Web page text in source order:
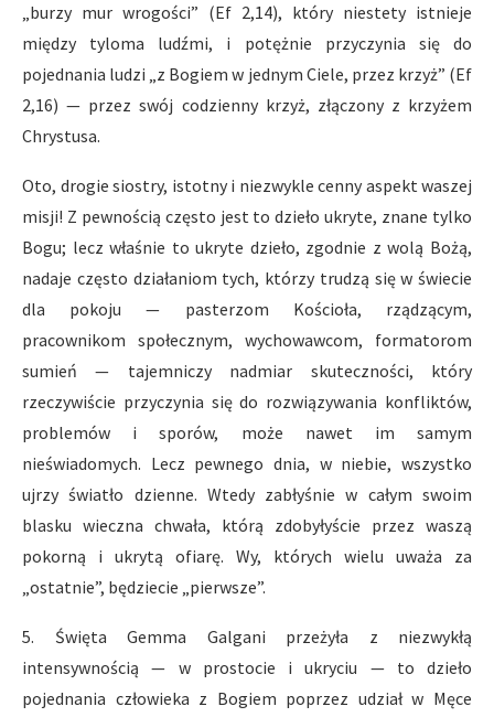
„burzy mur wrogości” (Ef 2,14), który niestety istnieje
między tyloma ludźmi, i potężnie przyczynia się do
pojednania ludzi „z Bogiem w jednym Ciele, przez krzyż” (Ef
2,16) — przez swój codzienny krzyż, złączony z krzyżem
Chrystusa.
Oto, drogie siostry, istotny i niezwykle cenny aspekt waszej
misji! Z pewnością często jest to dzieło ukryte, znane tylko
Bogu; lecz właśnie to ukryte dzieło, zgodnie z wolą Bożą,
nadaje często działaniom tych, którzy trudzą się w świecie
dla pokoju — pasterzom Kościoła, rządzącym,
pracownikom społecznym, wychowawcom, formatorom
sumień — tajemniczy nadmiar skuteczności, który
rzeczywiście przyczynia się do rozwiązywania konfliktów,
problemów i sporów, może nawet im samym
nieświadomych. Lecz pewnego dnia, w niebie, wszystko
ujrzy światło dzienne. Wtedy zabłyśnie w całym swoim
blasku wieczna chwała, którą zdobyłyście przez waszą
pokorną i ukrytą ofiarę. Wy, których wielu uważa za
„ostatnie”, będziecie „pierwsze”.
5. Święta Gemma Galgani przeżyła z niezwykłą
intensywnością — w prostocie i ukryciu — to dzieło
pojednania człowieka z Bogiem poprzez udział w Męce